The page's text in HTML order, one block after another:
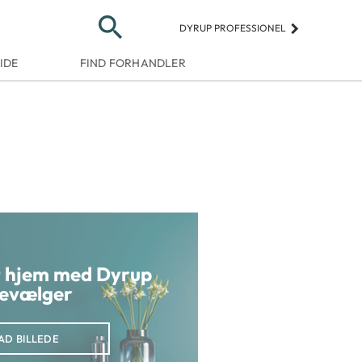
search DYRUP PROFESSIONELkeyboard_arrow_right
FIND FORHANDLER
med Dyrup
BILLEDE